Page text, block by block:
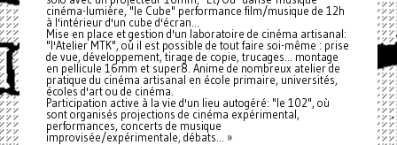
cinéma-lumière, "le Cube" performance film/musique de 12h
à l'intérieur d'un cube d'écran...
Mise en place et gestion d'un laboratoire de cinéma artisanal:
"l'Atelier MTK", où il est possible de tout faire soi-même : prise
de vue, développement, tirage de copie, trucages... montage
en pellicule 16mm et super8. Anime de nombreux atelier de
pratique du cinéma artisanal en école primaire, universités,
écoles d'art ou de cinéma.
Participation active à la vie d'un lieu autogéré: "le 102", où
sont organisés projections de cinéma expérimental,
performances, concerts de musique
improvisée/expérimentale, débats... »